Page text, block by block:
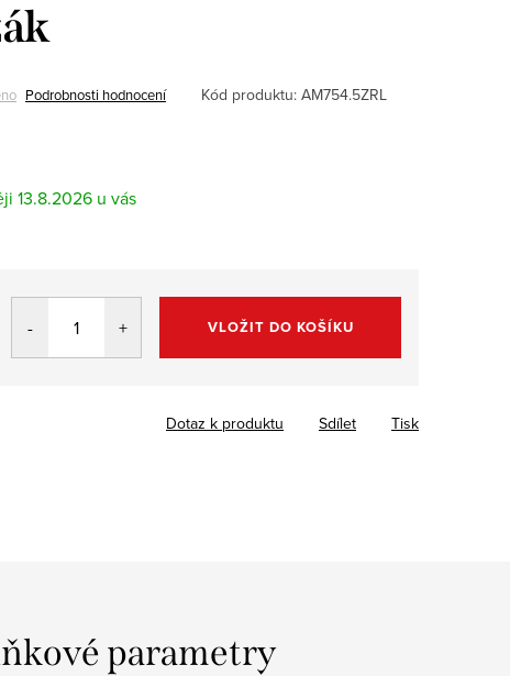
Podrobnosti hodnocení Kód produktu: AM754.5ZRL
13.8.2026
VLOŽIT DO KOŠÍKU
Tisk
Dotaz k produktu Sdílet
parametry